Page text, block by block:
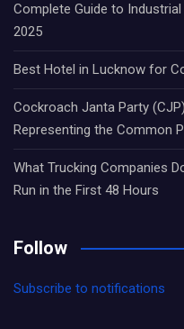
Complete Guide to
2025
Best Hotel in Lucknow for
Cockroach Janta Party
Representing the Common
What Trucking Companies
Run in the First 48 Hours
Follow
Subscribe to notifications